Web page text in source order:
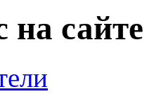
на сайте